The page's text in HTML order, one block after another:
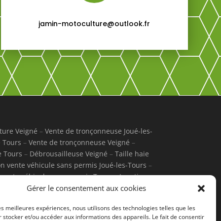
Gérer le consentement aux cookies
meilleures expériences, nous utilisons des technologies telles que les
stocker et/ou accéder aux informations des appareils. Le fait de consentir
jamin-motoculture@outlook.fr
Veigné – Vente de tronçonneuse Joué-les-
– Vente de tronçonneuse Veigné –
Tours – Débrousailleuse Veigné – Taille haie
vente véhicule sans permis Joué-les-Tours –
véhicule sans permis Tours–Location
–Motobineuse Tours–Motobineuse
Montbazon–Tondeuse électrique Tours–